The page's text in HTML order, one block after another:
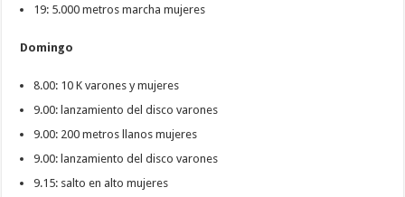
19: 5.000 metros marcha mujeres
Domingo
8.00: 10 K varones y mujeres
9.00: lanzamiento del disco varones
9.00: 200 metros llanos mujeres
9.00: lanzamiento del disco varones
9.15: salto en alto mujeres